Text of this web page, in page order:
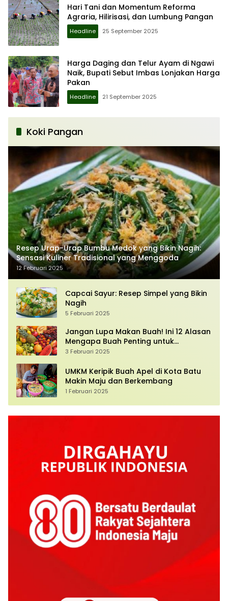
Hari Tani dan Momentum Reforma
Agraria, Hilirisasi, dan Lumbung Pangan
Headline 25 September 2025
Harga Daging dan Telur Ayam di Ngawi
Naik, Bupati Sebut Imbas Lonjakan Harga
Pakan
Headline 21 September 2025
Koki Pangan
Resep Urap-Urap Bumbu Medok yang Bikin Nagih:
Sensasi Kuliner Tradisional yang Menggoda
12 Februari 2025
Capcai Sayur: Resep Simpel yang Bikin
Nagih
5 Februari 2025
Jangan Lupa Makan Buah! Ini 12 Alasan
Mengapa Buah Penting untuk
Kesehatan Anda
3 Februari 2025
UMKM Keripik Buah Apel di Kota Batu
Makin Maju dan Berkembang
1 Februari 2025